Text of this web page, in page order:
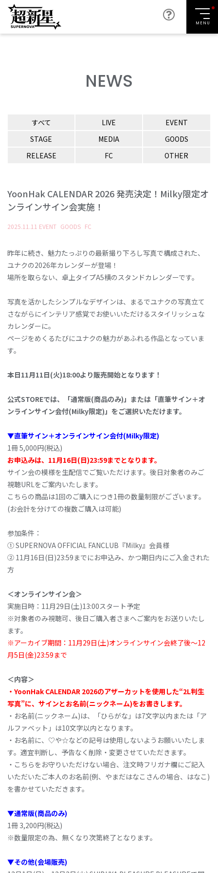
MENU
NEWS
すべて LIVE
EVENT
STAGE
MEDIA
GOODS
RELEASE
FC OTHER
YoonHak CALENDAR 2026 発売決定！Milky限定オ
ンラインサイン会実施！
2025.11 .11 EVENT GOODS FC
昨年に続き、魅力たっぷりの最新撮り下ろし写真で構成された、
ユナクの2026年カレンダーが登場！
場所を取らない、卓上タイプA5横のスタンドカレンダーです。
写真を活かしたシンプルなデザインは、まるでユナクの写真立て
さながらにインテリア感覚でお使いいただけるスタイリッシュな
カレンダーに。
ページをめくるたびにユナクの魅力があふれる作品となっていま
す。
本日11月11日(火)18:00より販売開始となります！
公式STOREでは、「通常版(商品のみ)」または「直筆サイン＋オ
ンラインサイン会付(Milky限定)」をご選択いただけます。
▼直筆サイン＋オンラインサイン会付(Milky限定)
1冊 5,000円(税込)
お申込みは、11月16日(日)23:59までとなります。
サイン会の模様を生配信でご覧いただけます。後日対象者のみご
視聴URLをご案内いたします。
こちらの商品は1回のご購入につき1冊の数量制限がございます。
(お会計を分けての複数ご購入は可能)
参加条件：
① SUPERNOVA OFFICIAL FANCLUB『Milky』会員様
② 11月16日(日)23:59までにお申込み、かつ期日内にご入金された
方
＜オンラインサイン会＞
実施日時：11月29日(土)13:00スタート予定
※対象者のみ視聴可、後日ご購入者さまへご案内をお送りいたし
ます。
※アーカイブ期間：11月29日(土)オンラインサイン会終了後～12
月5日(金)23:59まで
＜内容＞
・YoonHak CALENDAR 2026のアザーカットを使用した“2L判生
写真”に、サインとお名前(ニックネーム)をお書きします。
・お名前(ニックネーム)は、「ひらがな」は7文字以内または「ア
ルファベット」は10文字以内となります。
・お名前に、♡や☆などの記号は使用しないようお願いいたしま
す。適宜判断し、予告なく削除・変更させていただきます。
・こちらをお守りいただけない場合、注文時フリガナ欄にご記入
いただいたご本人のお名前(例、やまだはなこさんの場合、はなこ)
を書かせていただきます。
▼通常版(商品のみ)
1冊 3,200円(税込)
※数量限定の為、無くなり次第終了となります。
▼その他(会場販売)